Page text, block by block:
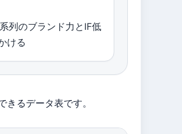
列のブランド力とIF低
ける
るデータ表です。